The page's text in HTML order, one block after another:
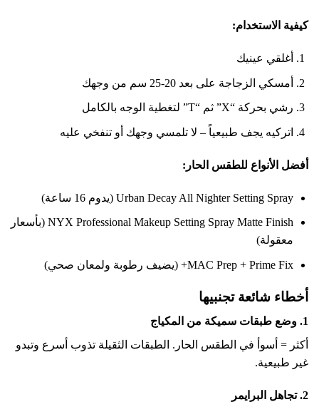
كيفية الاستخدام:
أغلقي عينيك
أمسكي الزجاجة على بعد 20-25 سم من وجهك
رشي بحركة “X” ثم “T” لتغطية الوجه بالكامل
اتركيه يجف طبيعياً – لا تلمسي وجهك أو تنفخي عليه
أفضل الأنواع للطقس الحار:
Urban Decay All Nighter Setting Spray (يدوم 16 ساعة)
NYX Professional Makeup Setting Spray Matte Finish (بأسعار
معقولة)
MAC Prep + Prime Fix+ (يضيف رطوبة ولمعان صحي)
أخطاء شائعة تجنبيها
1. وضع طبقات سميكة من المكياج
أكثر = أسوأ في الطقس الحار. الطبقات الثقيلة تذوب أسرع وتبدو
غير طبيعية.
2. تجاهل البرايمر